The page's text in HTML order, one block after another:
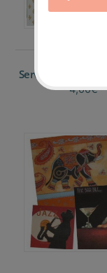
Serviettes «
4,00€